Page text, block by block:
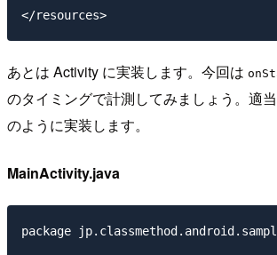
あとは Activity に実装します。今回は
のタイミングで計測してみましょう。適
のように実装します。
MainActivity.java
package